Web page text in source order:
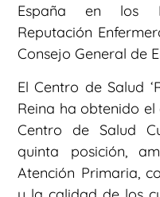
España en los
Reputación
Consejo General de
El Centro de Salud
Reina ha obtenido
Centro de Salud
quinta posición,
Atención Primaria,